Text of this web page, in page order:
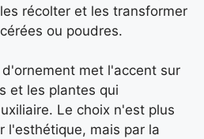
récolter et les transformer
ou poudres.
met l'accent sur
et les plantes qui
Le choix n'est plus
l'esthétique, mais par la